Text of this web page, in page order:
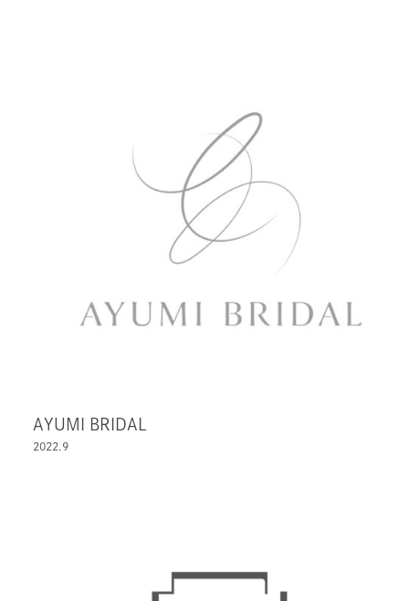
AYUMI BRIDAL
2022.9